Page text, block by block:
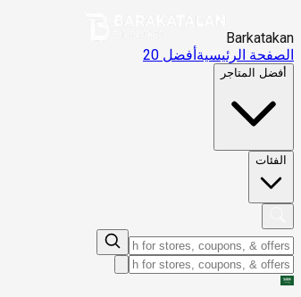
Barkatakan
الصفحة الرئيسيةأفضل 20
أفضل المتاجر
الفئات